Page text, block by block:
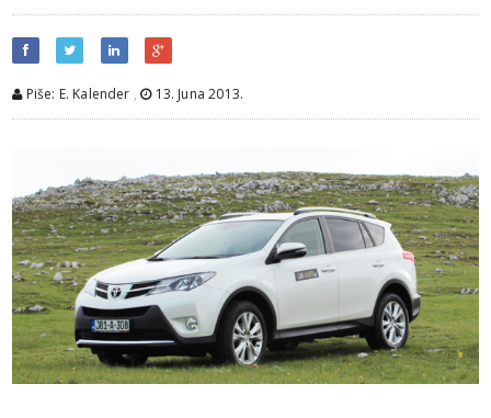
Piše: E. Kalender , 13. Juna 2013.